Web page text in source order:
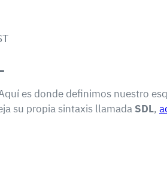
es donde definimos nuestro
su propia sintaxis llamada SDL,